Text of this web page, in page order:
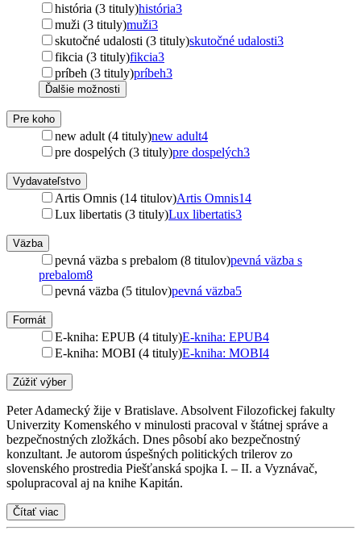
história (3 tituly)história3
muži (3 tituly)muži3
skutočné udalosti (3 tituly)skutočné udalosti3
fikcia (3 tituly)fikcia3
príbeh (3 tituly)príbeh3
Ďalšie možnosti
Pre koho
new adult (4 tituly)new adult4
pre dospelých (3 tituly)pre dospelých3
Vydavateľstvo
Artis Omnis (14 titulov)Artis Omnis14
Lux libertatis (3 tituly)Lux libertatis3
Väzba
pevná väzba s prebalom (8 titulov)pevná väzba s
prebalom8
pevná väzba (5 titulov)pevná väzba5
Formát
E-kniha: EPUB (4 tituly)E-kniha: EPUB4
E-kniha: MOBI (4 tituly)E-kniha: MOBI4
Zúžiť výber
Peter Adamecký žije v Bratislave. Absolvent Filozofickej fakulty
Univerzity Komenského v minulosti pracoval v štátnej správe a
bezpečnostných zložkách. Dnes pôsobí ako bezpečnostný
konzultant. Je autorom úspešných politických trilerov zo
slovenského prostredia Piešťanská spojka I. – II. a Vyznávač,
spolupracoval aj na knihe Kapitán.
Čítať viac